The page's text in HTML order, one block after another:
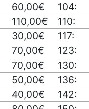
60,00€ 104:
110,00€ 110:
30,00€ 117:
70,00€ 123:
70,00€ 130:
50,00€ 136:
40,00€ 142: